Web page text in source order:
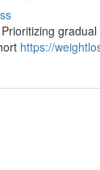
https://